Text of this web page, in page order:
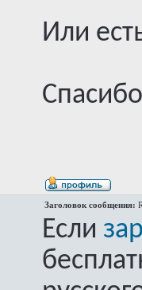
Или
Заголовок сообщения:
Если